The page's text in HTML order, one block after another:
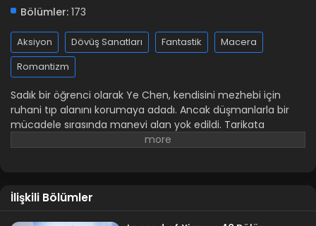
Legend of Xianwu 41.Bölüm
Blm 41 - Aralık 31, 2023
Legend of Xianwu 40.Bölüm
Blm 40 - Aralık 24, 2023
Legend of Xianwu 39.Bölüm
Legend of Xianwu 38.Bölüm
Blm 38 - Aralık 10, 2023
Bölümler: 173
Aksiyon Dövüş Sanatları Fantastik
Macera
Romantizm
Sadık bir öğrenci olarak Ye Chen, kendisini mezhebi için
ruhani tıp alanını korumaya adadı. Ancak düşmanlarla bir
mücadele sırasında manevi alan yok edildi. Tarikata
sadakati ve bağlılığı onu kurtaramadı. Akranlarından ve
kendini daha güçlü bir gelişimci olarak geliştirmeye
İlişkili Bölümler